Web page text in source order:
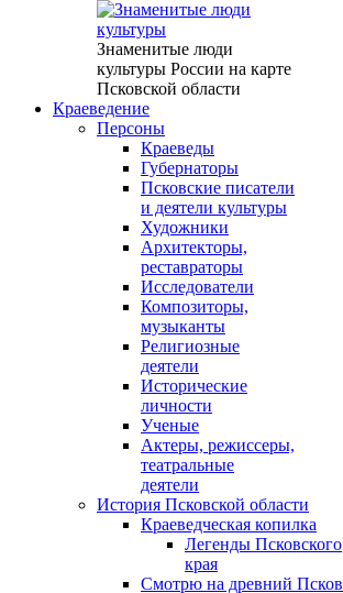
Знаменитые люди
культуры России на карте
Псковской области
Краеведение
Персоны
Краеведы
Губернаторы
Псковские писатели
и деятели культуры
Художники
Архитекторы,
реставраторы
Исследователи
Композиторы,
музыканты
Религиозные
деятели
Исторические
личности
Ученые
Актеры, режиссеры,
театральные
деятели
История Псковской области
Краеведческая копилка
Легенды Псковского
края
Смотрю на древний Псков